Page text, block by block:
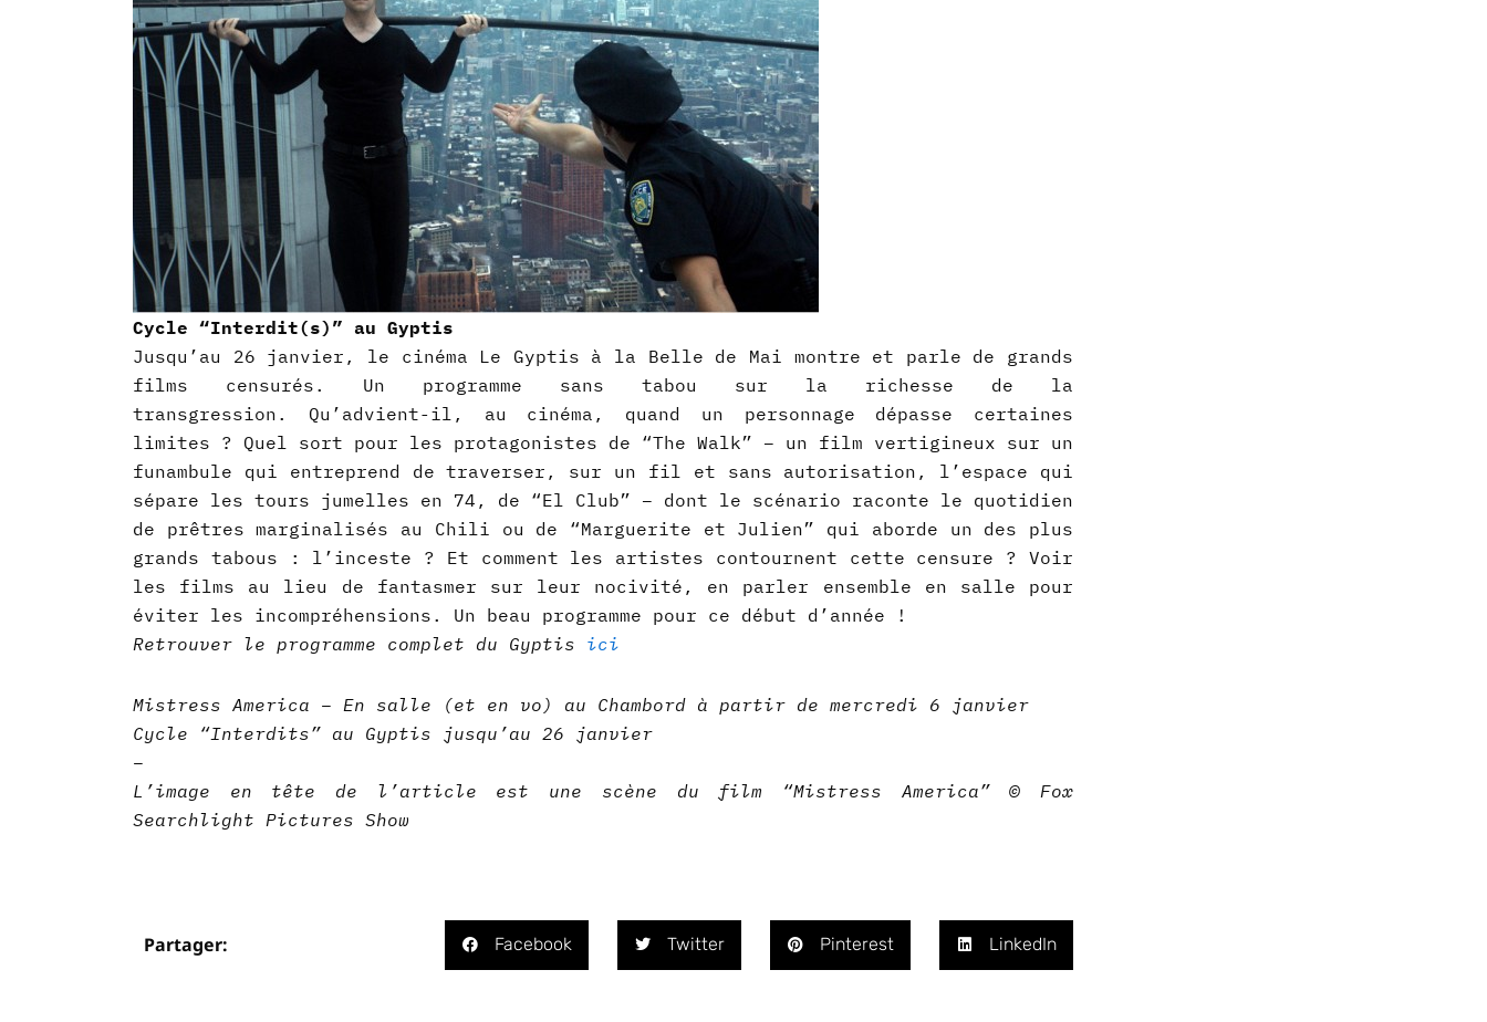
Cycle “Interdit(s)” au Gyptis
Jusqu’au 26 janvier, le cinéma Le Gyptis à la Belle de Mai montre et parle de grands
films censurés. Un programme sans tabou sur la richesse de la
transgression. Qu’advient-il, au cinéma, quand un personnage dépasse certaines
limites ? Quel sort pour les protagonistes de “The Walk” – un film vertigineux sur un
funambule qui entreprend de traverser, sur un fil et sans autorisation, l’espace qui
sépare les tours jumelles en 74, de “El Club” – dont le scénario raconte le quotidien
de prêtres marginalisés au Chili ou de “Marguerite et Julien” qui aborde un des plus
grands tabous : l’inceste ? Et comment les artistes contournent cette censure ? Voir
les films au lieu de fantasmer sur leur nocivité, en parler ensemble en salle pour
éviter les incompréhensions. Un beau programme pour ce début d’année !
Retrouver le programme complet du Gyptis ici
Mistress America – En salle (et en vo) au Chambord à partir de mercredi 6 janvier
Cycle “Interdits” au Gyptis jusqu’au 26 janvier
–
L’image en tête de l’article est une scène du film “Mistress America” © Fox
Searchlight Pictures Show
Partager: Facebook Twitter Pinterest LinkedIn